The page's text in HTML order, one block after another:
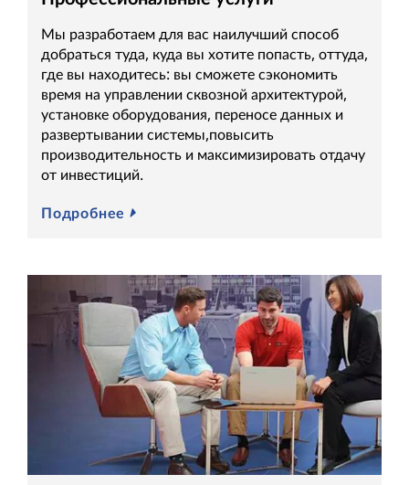
Мы разработаем для вас наилучший способ
добраться туда, куда вы хотите попасть, оттуда,
где вы находитесь: вы сможете сэкономить
время на управлении сквозной архитектурой,
установке оборудования, переносе данных и
развертывании системы,повысить
производительность и максимизировать отдачу
от инвестиций.
Подробнее